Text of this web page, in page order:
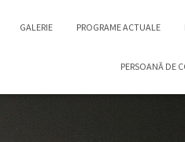
GALERIE PROGRAME ACTUALE
PERSOANĂ DE